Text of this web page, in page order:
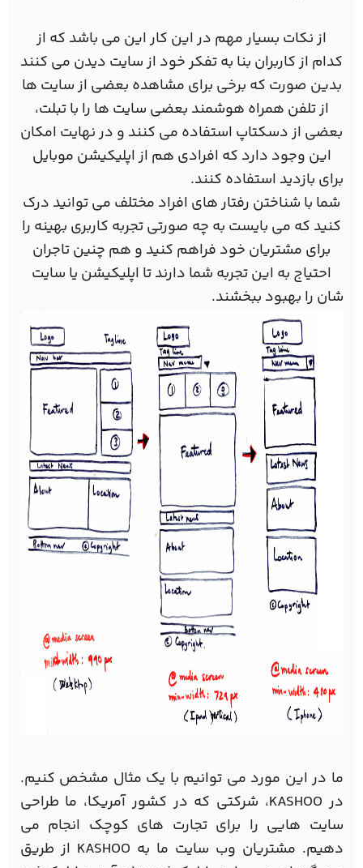
از نکات بسیار مهم در این کار این می باشد که از
کدام از کاربران بنا به تفکر خود از سایت دیدن می کنند
بدین صورت که برخی برای مشاهده بعضی از سایت ها
از تلفن همراه هوشمند بعضی سایت ها را با تبلت،
بعضی از دسکتاپ استفاده می کنند و در نهایت امکان
این وجود دارد که افرادی هم از اپلیکیشن موبایل
برای بازدید استفاده کنند.
شما با شناختن رفتار های افراد مختلف می توانید درک
کنید که می بایست به چه صورتی تجربه کاربری بهینه را
برای مشتریان خود فراهم کنید و هم چنین تاجران
احتیاج به این تجربه شما دارند تا اپلیکیشن یا سایت
شان را بهبود ببخشند.
ما در این مورد می توانیم با یک مثال مشخص کنیم.
در KASHOO، شرکتی که در کشور آمریکا، ما طراحی
سایت هایی را برای تجارت های کوچک انجام می
دهیم. مشتریان وب سایت ما به KASHOO از طریق